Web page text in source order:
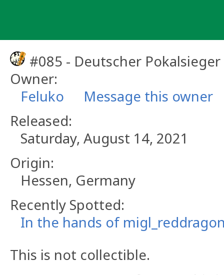
#085 - Deutscher
Owner:
Feluko
Message this owner
Released:
Saturday, August 14, 2021
Origin:
Hessen, Germany
Recently Spotted:
In the hands of
This is not collectible.